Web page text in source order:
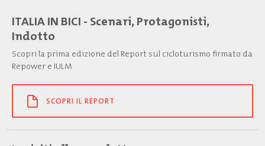
ITALIA IN BICI - Scenari, Protagonisti,
Indotto
Scopri la prima edizione del Report sul cicloturismo firmato da
Repower e IULM
SCOPRI IL REPORT